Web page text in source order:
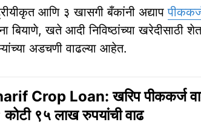
आणि ३ खासगी बँकांनी अद्याप
बियाणे, खते आदी निविष्ठांच्या खरेदीसाठी
अडचणी वाढल्या आहेत.
Crop Loan: खरिप पीककर्ज
९५ लाख रुपयांची वाढ